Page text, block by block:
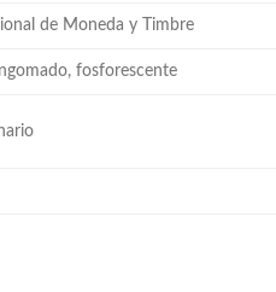
de Moneda y Timbre
fosforescente